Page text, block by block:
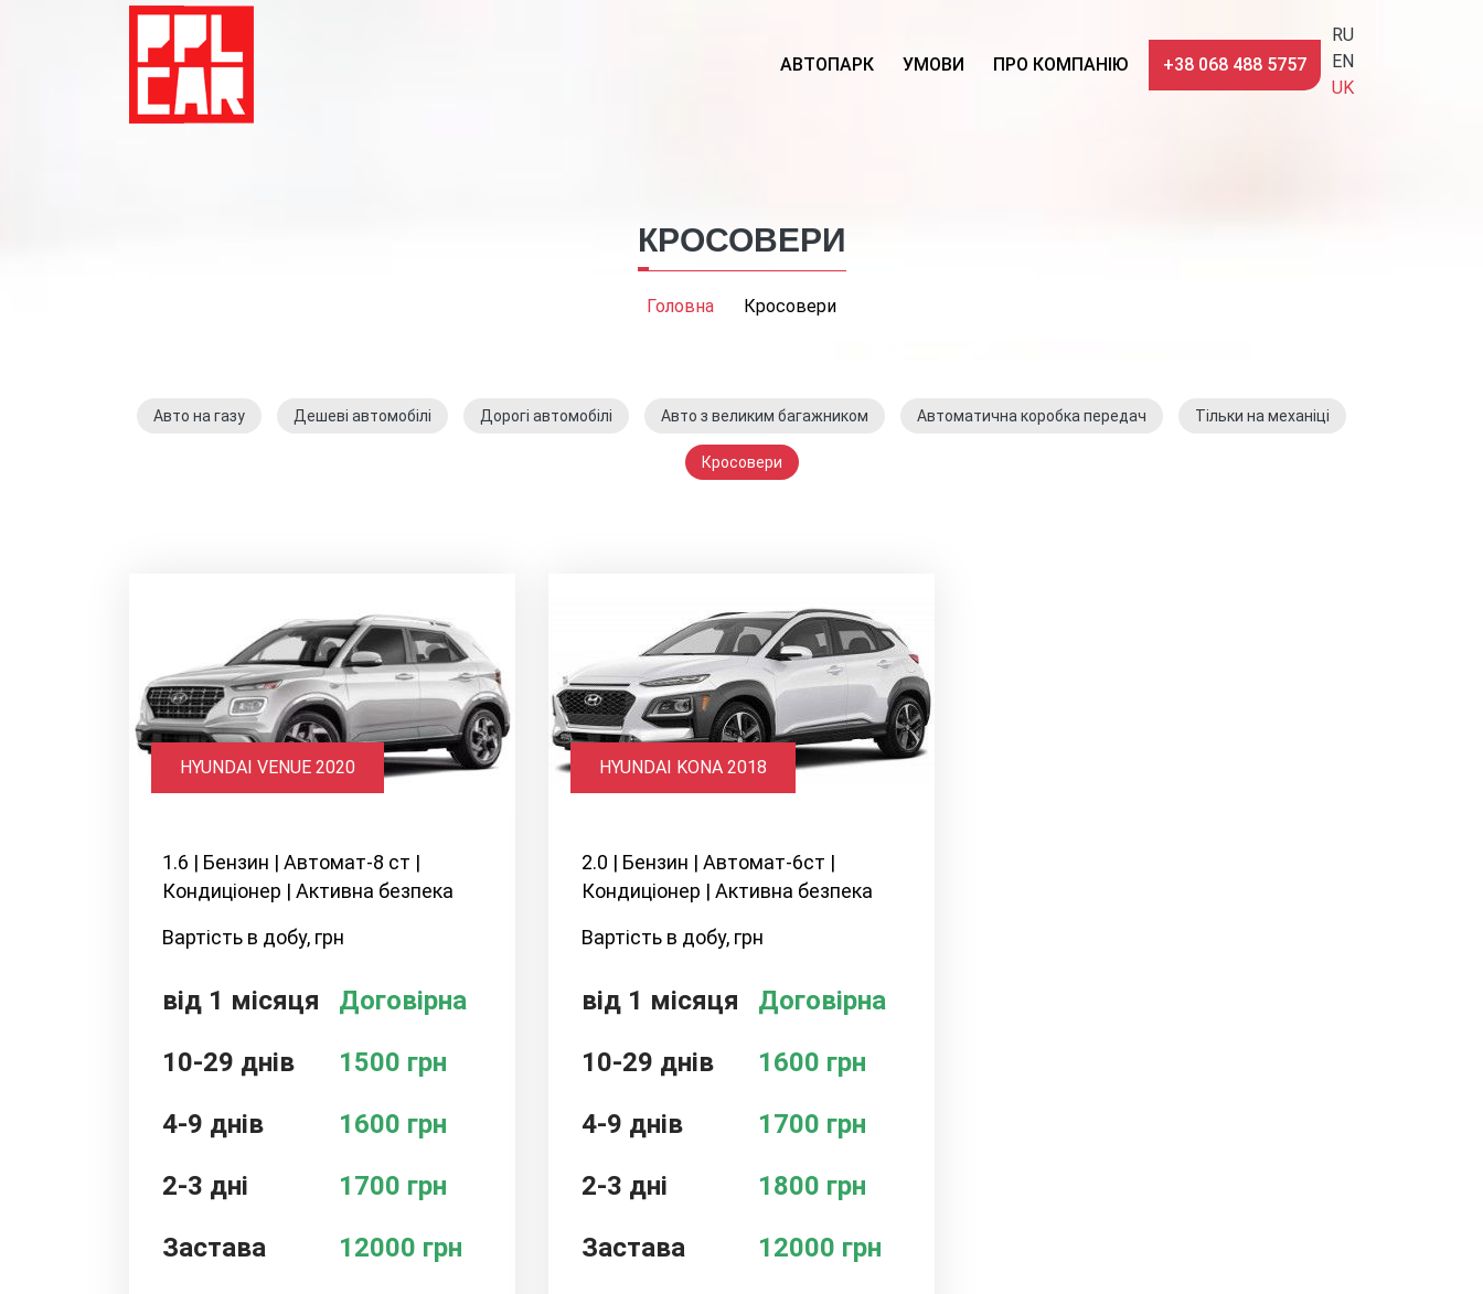
АВТОПАРК УМОВИ ПРО КОМПАНІЮ +38 068 488 5757
RU
EN
UK
КРОСОВЕРИ
Головна Кросовери
Авто на газу Дешеві автомобілі Дорогі автомобілі Авто з великим багажником Автоматична коробка передач Тільки на механіці
Кросовери
HYUNDAI VENUE 2020
1.6 | Бензин | Автомат-8 ст |
Кондиціонер | Активна безпека
Вартість в добу, грн
від 1 місяця
Договірна
10-29 днів
1500 грн
4-9 днів
1600 грн
2-3 дні
1700 грн
Застава
12000 грн
HYUNDAI KONA 2018
2.0 | Бензин | Автомат-6ст |
Кондиціонер | Активна безпека
Вартість в добу, грн
від 1 місяця
Договірна
10-29 днів
1600 грн
4-9 днів
1700 грн
2-3 дні
1800 грн
Застава
12000 грн